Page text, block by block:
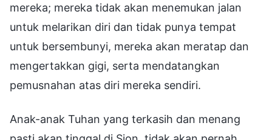
mereka; mereka tidak akan menemukan jalan
untuk melarikan diri dan tidak punya tempat
untuk bersembunyi, mereka akan meratap dan
mengertakkan gigi, serta mendatangkan
pemusnahan atas diri mereka sendiri.
Anak-anak Tuhan yang terkasih dan menang